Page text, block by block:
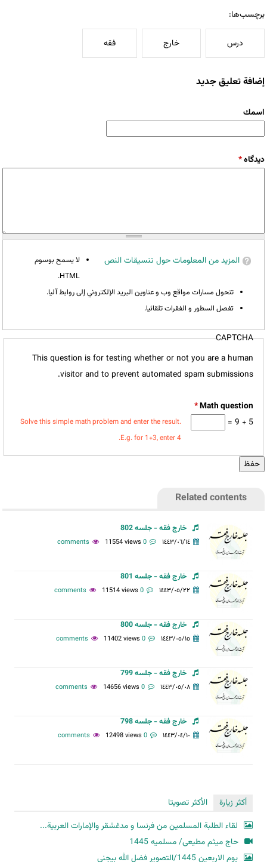
برچسب‌ها:
درس خارج فقه
إضافة تعليق جديد
‏اسمك ‏
‏دیدگاه ‏*
المزيد من المعلومات حول تنسيقات النص
لا يسمح بوسوم
HTML.
تتحول مسارات مواقع وب و عناوين البريد الإلكتروني إلى روابط آليا.
تفصل السطور و الفقرات تلقائيا.
CAPTCHA
This question is for testing whether or not you are a human
visitor and to prevent automated spam submissions.
*
5 + 9 =
Solve this simple math problem and enter the result.
E.g. for 1+3, enter 4.
Related contents
خارج فقه - جلسه 802
١٤٤٣/٠٦/١٤ 0 comments
11554 views
خارج فقه - جلسه 801
١٤٤٣/٠٥/٢٢ 0 comments
11514 views
خارج فقه - جلسه 800
١٤٤٣/٠٥/١٥ 0 comments
11402 views
خارج فقه - جلسه 799
١٤٤٣/٠٥/٠٨ 0 comments
14656 views
خارج فقه - جلسه 798
١٤٤٣/٠٤/١٠ 0 comments
12498 views
أكثر زيارة
الأكثر تصويتا
لقاء الطلبة المسلمين من فرنسا و مدغشقر والإمارات العربية...
حاج میثم مطیعی/ مسلمیه 1445
یوم الاربعین 1445/التصویر فضل الله بیجنی